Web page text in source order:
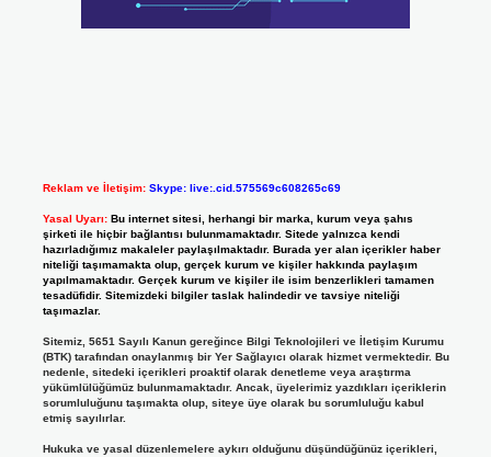
Reklam ve İletişim: Skype: live:.cid.575569c608265c69
Yasal Uyarı: Bu internet sitesi, herhangi bir marka, kurum veya şahıs
şirketi ile hiçbir bağlantısı bulunmamaktadır. Sitede yalnızca kendi
hazırladığımız makaleler paylaşılmaktadır. Burada yer alan içerikler haber
niteliği taşımamakta olup, gerçek kurum ve kişiler hakkında paylaşım
yapılmamaktadır. Gerçek kurum ve kişiler ile isim benzerlikleri tamamen
tesadüfidir. Sitemizdeki bilgiler taslak halindedir ve tavsiye niteliği
taşımazlar.
Sitemiz, 5651 Sayılı Kanun gereğince Bilgi Teknolojileri ve İletişim Kurumu
(BTK) tarafından onaylanmış bir Yer Sağlayıcı olarak hizmet vermektedir. Bu
nedenle, sitedeki içerikleri proaktif olarak denetleme veya araştırma
yükümlülüğümüz bulunmamaktadır. Ancak, üyelerimiz yazdıkları içeriklerin
sorumluluğunu taşımakta olup, siteye üye olarak bu sorumluluğu kabul
etmiş sayılırlar.
Hukuka ve yasal düzenlemelere aykırı olduğunu düşündüğünüz içerikleri,